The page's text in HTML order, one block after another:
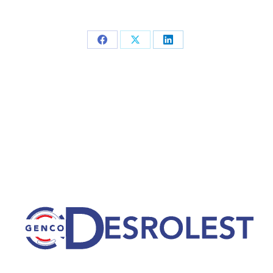
PartagerPartagerPartager